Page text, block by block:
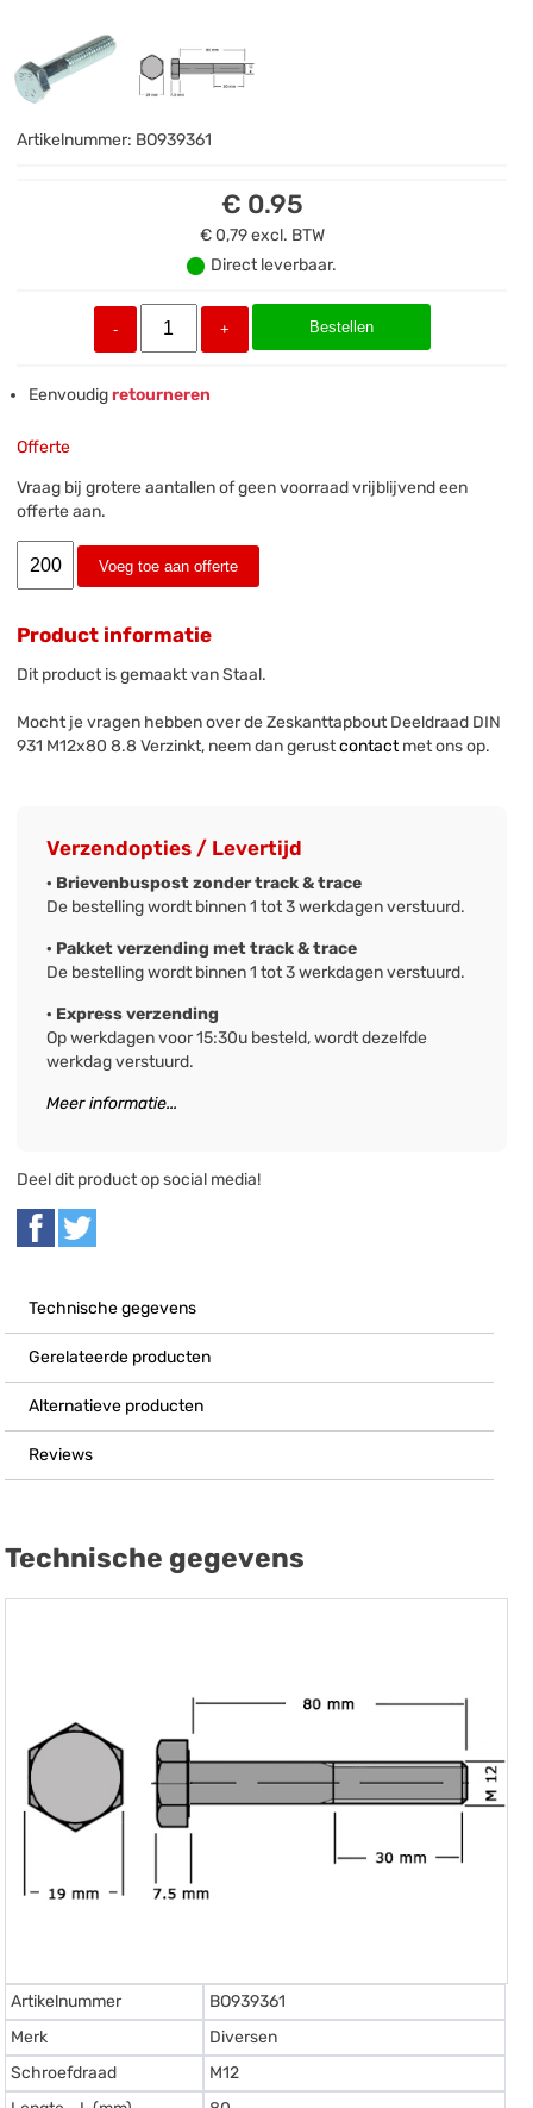
Artikelnummer: BO939361
€ 0.95
€ 0,79excl. BTW
Direct leverbaar.
- + Bestellen
Eenvoudigretourneren
Offerte
Vraag bij grotere aantallen of geen voorraad vrijblijvend een
offerte aan.
Voeg toe aan offerte
Product informatie
Dit product is gemaakt van Staal.
Mocht je vragen hebben over de Zeskanttapbout Deeldraad DIN
931 M12x80 8.8 Verzinkt, neem dan gerustcontactmet ons op.
Verzendopties / Levertijd
· Brievenbuspost zonder track & trace
De bestelling wordt binnen 1 tot 3 werkdagen verstuurd.
· Pakket verzending met track & trace
De bestelling wordt binnen 1 tot 3 werkdagen verstuurd.
· Express verzending
Op werkdagen voor 15:30u besteld, wordt dezelfde
werkdag verstuurd.
Meer informatie...
Deel dit product op social media!
Technische gegevens
Gerelateerde producten
Alternatieve producten
Reviews
Technische gegevens
Artikelnummer
BO939361
Merk
Diversen
Schroefdraad
M12